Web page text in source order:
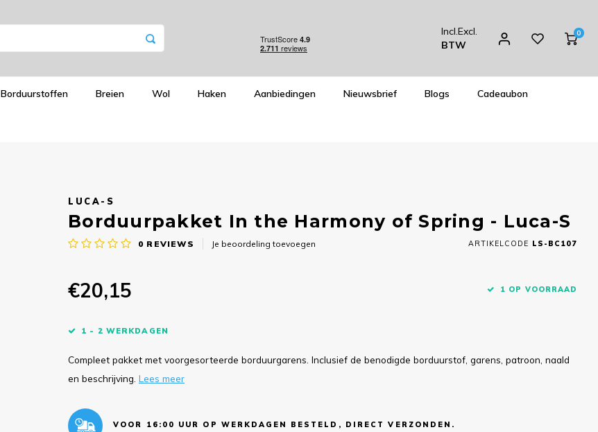
Incl.Excl.
BTW
0
Borduurstoffen Breien Wol Haken Aanbiedingen Nieuwsbrief Blogs Cadeaubon
LUCA-S
Borduurpakket In the Harmony of Spring - Luca-S
0 REVIEWS Je beoordeling toevoegen ARTIKELCODE LS-BC107
€20,15 1 OP VOORRAAD
1 - 2 WERKDAGEN
Compleet pakket met voorgesorteerde borduurgarens. Inclusief de benodigde borduurstof, garens, patroon, naald
en beschrijving. Lees meer
VOOR 16:00 UUR OP WERKDAGEN BESTELD, DIRECT VERZONDEN.